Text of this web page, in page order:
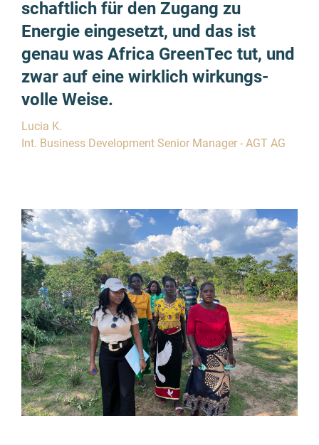
schaftlich für den Zugang zu
Energie einge­setzt, und das ist
genau was Africa GreenTec tut, und
zwar auf eine wirklich wirkungs­
volle Weise.
Lucia K.
Int. Business Development Senior Manager - AGT AG